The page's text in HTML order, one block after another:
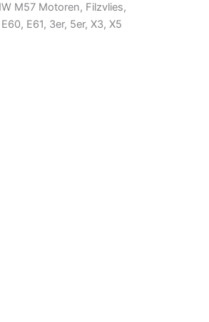
M57 Motoren, Filzvlies,
E61, 3er, 5er, X3, X5